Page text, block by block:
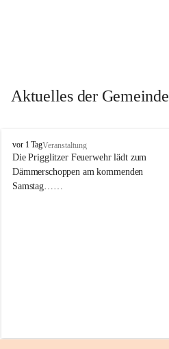
Aktuelles der Gemeinde
P
r
i
g
vor 1 TagVeranstaltung
Die Prigglitzer Feuerwehr lädt zum
Dämmerschoppen am kommenden
Samstag……